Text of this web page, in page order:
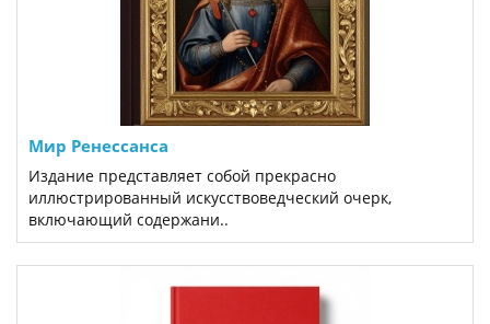
Мир Ренессанса
Издание представляет собой прекрасно
иллюстрированный искусствоведческий очерк,
включающий содержани..